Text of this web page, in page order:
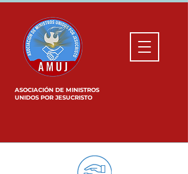
ASOCIACIÓN DE MINISTROS
UNIDOS POR JESUCRISTO